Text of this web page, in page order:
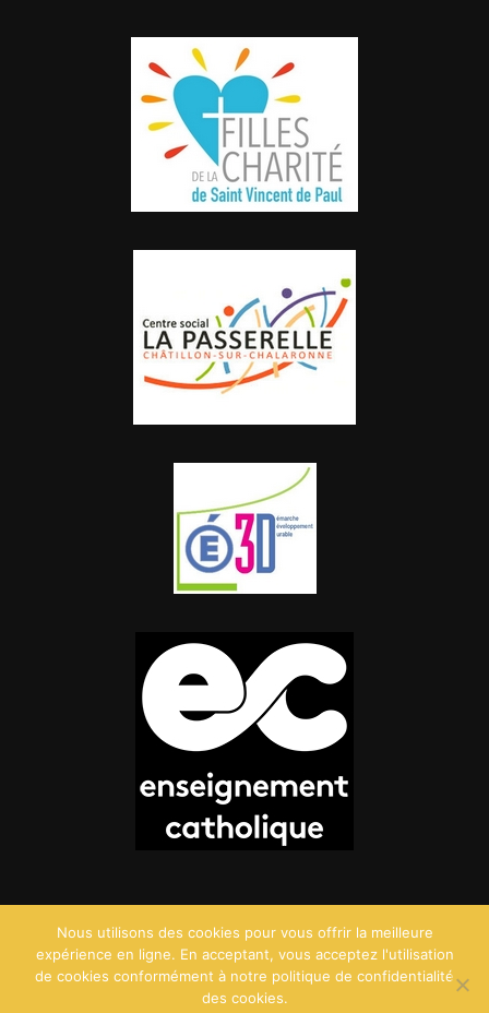
©2026 Saint Charles - Création :Agence Point Com
Nous utilisons des cookies pour vous offrir la meilleure
expérience en ligne. En acceptant, vous acceptez l'utilisation
de cookies conformément à notre politique de confidentialité
des cookies.